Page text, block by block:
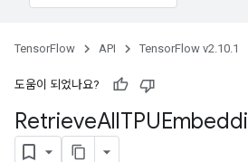
TensorFlow API TensorFlow v2.10.1
도움이 되었나요?
RetrieveAll